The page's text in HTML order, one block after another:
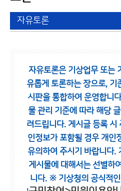
자유토론
자유토론은 기상업무 또는
유롭게 토론하는 장으로, 기
시판을 통합하여 운영합니
물 관리 기준에 따라 해당
려드립니다. 게시글 등록 시
인정보가 포함될 경우 개인
유의하여 주시기 바랍니다.
게시물에 대해서는 선별하
니다. ※ 기상청의 공식적